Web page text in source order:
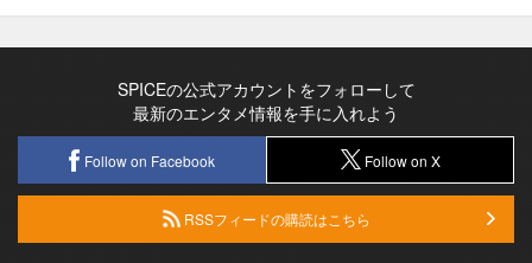
SPICEの公式アカウントをフォローして
最新のエンタメ情報を手に入れよう
Follow on Facebook Follow on X
RSSフィードの購読はこちら